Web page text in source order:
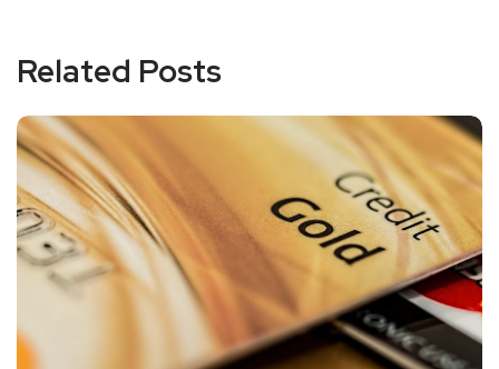
Related Posts